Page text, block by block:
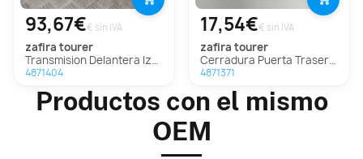
93,67€€ sin IVA
zafira tourer
Transmision Delantera Izquierda para Opel Zafira Tourer
4871404
17,54€€ sin IVA
zafira tourer
Cerradura Puerta Trasera Izquierda Para Opel Zafira Tourer
4871371
Productos con el mismo
OEM